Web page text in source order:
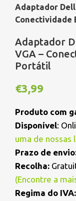
Adaptador
Conectividade
Adaptador
VGA –
Portátil
€3,99
Produto com
Disponível:
uma de nossas
Prazo de
Recolha:
(Encontre a
Regima do IVA: